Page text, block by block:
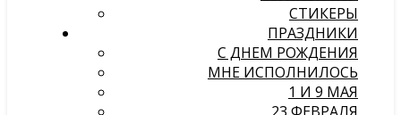
СТИКЕРЫ
ПРАЗДНИКИ
С ДНЕМ РОЖДЕНИЯ
МНЕ ИСПОЛНИЛОСЬ
1 И 9 МАЯ